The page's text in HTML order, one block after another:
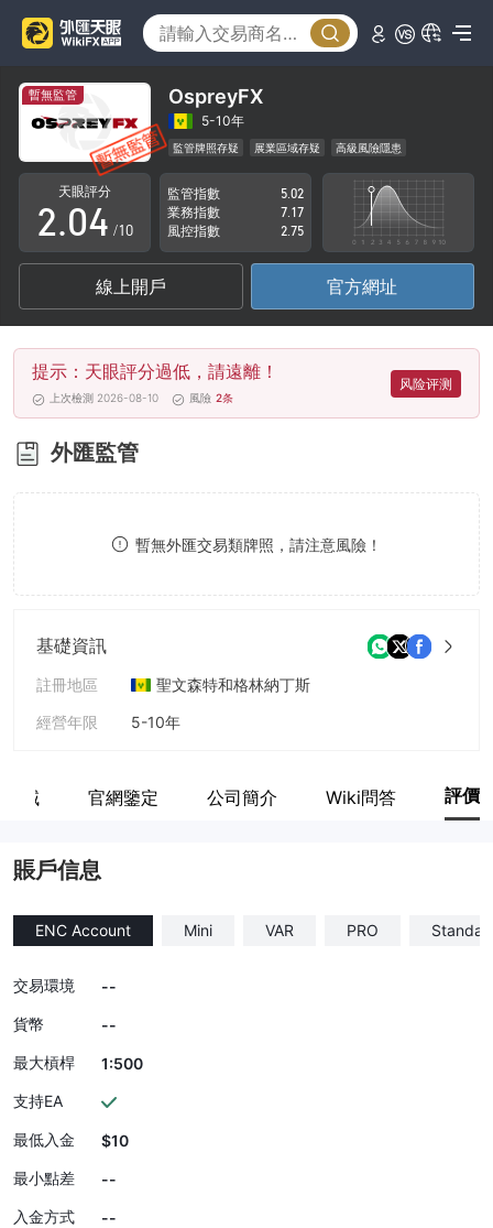
暫無監管 OspreyFX
5-10年
監管牌照存疑 展業區域存疑 高級風險隱患
天眼評分
0
1
2
3
4
5
6
7
8
.0
1
2
3
4
5
6
0
1
2
3
4
5
6
7
8
9
/10
監管指數
5.02
業務指數
7.17
風控指數
2.75
線上開戶 官方網址
提示：天眼評分過低，請遠離！
上次檢測 2026-08-10 風險 2条
风险评测
外匯監管
暫無外匯交易類牌照，請注意風險！
基礎資訊
註冊地區
聖文森特和格林納丁斯
經營年限
5-10年
區域 官網鑒定 公司簡介 Wiki問答 評價
賬戶信息
ENC Account Mini VAR PRO
交易環境
--
貨幣
--
最大槓桿
1:500
支持EA
最低入金
$10
最小點差
--
入金方式
--